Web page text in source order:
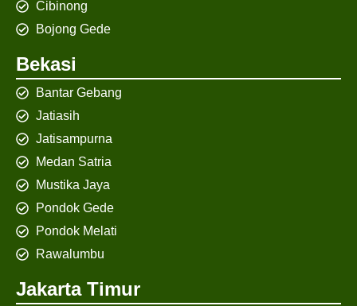
Cibinong
Bojong Gede
Bekasi
Bantar Gebang
Jatiasih
Jatisampurna
Medan Satria
Mustika Jaya
Pondok Gede
Pondok Melati
Rawalumbu
Jakarta Timur